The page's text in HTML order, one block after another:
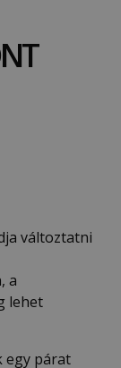
változtatni
a
lehet
egy párat